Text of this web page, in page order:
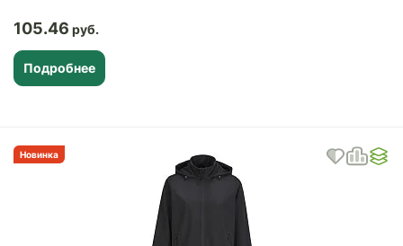
105.46
Подробнее
Новинка